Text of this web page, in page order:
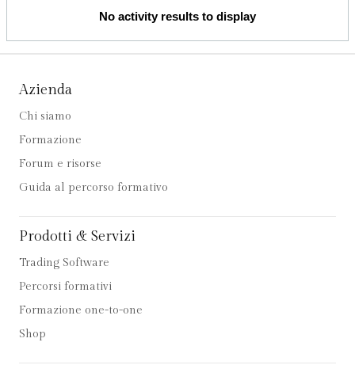
No activity results to display
Azienda
Chi siamo
Formazione
Forum e risorse
Guida al percorso formativo
Prodotti & Servizi
Trading Software
Percorsi formativi
Formazione one-to-one
Shop